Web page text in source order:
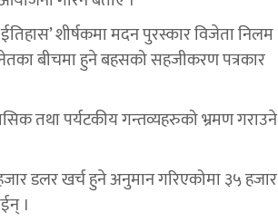
शीर्षकमा मदन पुरस्कार विजेता निलम
बीचमा हुने बहसको सहजीकरण पत्रकार
तथा पर्यटकीय गन्तव्यहरुको भ्रमण गराउने
डलर खर्च हुने अनुमान गरिएकोमा ३५ हजार
।